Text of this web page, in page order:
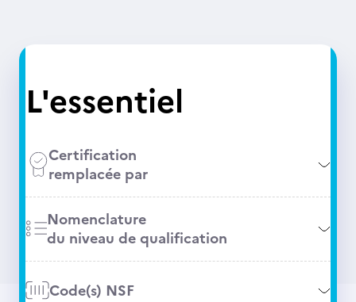
L'essentiel
Certification
remplacée par
Nomenclature
du niveau de qualification
Code(s) NSF